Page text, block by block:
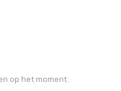
op het moment.